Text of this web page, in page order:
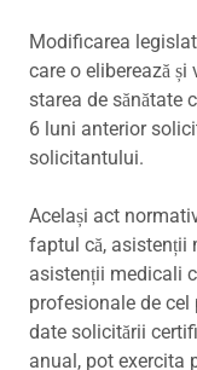
Modificarea
care o eliberează
starea de sănătate
6 luni anterior
solicitantului.
Același act
faptul că, asistenții
asistenții medicali
profesionale de
date solicitării
anual, pot exercita